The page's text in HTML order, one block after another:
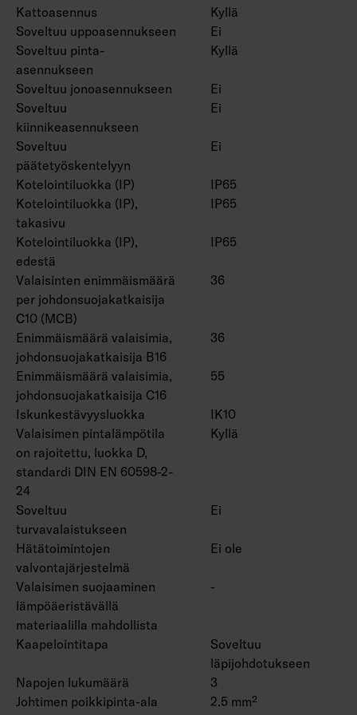
Kattoasennus
Kyllä
Soveltuu uppoasennukseen
Ei
Soveltuu pinta-
asennukseen
Kyllä
Soveltuu jonoasennukseen
Ei
Soveltuu
kiinnikeasennukseen
Ei
Soveltuu
päätetyöskentelyyn
Ei
Kotelointiluokka (IP)
IP65
Kotelointiluokka (IP),
takasivu
IP65
Kotelointiluokka (IP),
edestä
IP65
Valaisinten enimmäismäärä
per johdonsuojakatkaisija
C10 (MCB)
36
Enimmäismäärä valaisimia,
johdonsuojakatkaisija B16
36
Enimmäismäärä valaisimia,
johdonsuojakatkaisija C16
55
Iskunkestävyysluokka
IK10
Valaisimen pintalämpötila
on rajoitettu, luokka D,
standardi DIN EN 60598-2-
24
Kyllä
Soveltuu
turvavalaistukseen
Ei
Hätätoimintojen
valvontajärjestelmä
Ei ole
Valaisimen suojaaminen
lämpöäeristävällä
materiaalilla mahdollista
-
Kaapelointitapa
Soveltuu
läpijohdotukseen
Napojen lukumäärä
3
Johtimen poikkipinta-ala
2.5 mm²